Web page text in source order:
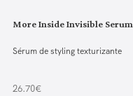
More Inside Invisible Serum
Sérum de styling texturizante
26.70€